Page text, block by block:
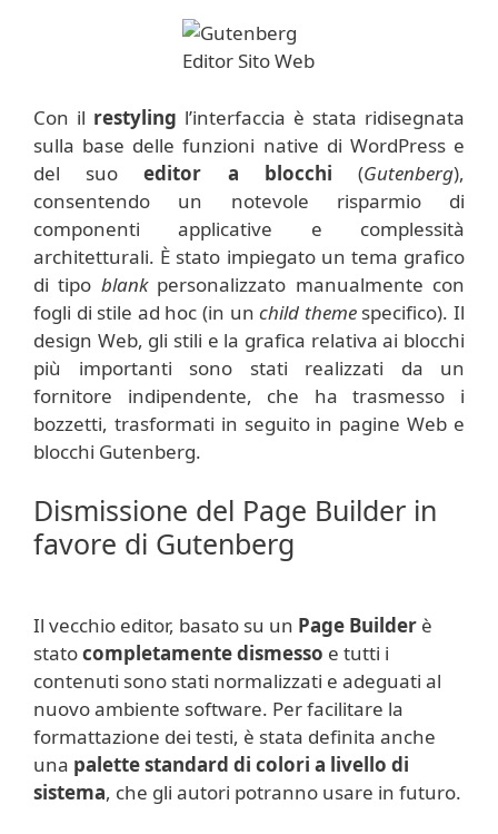
Con il restyling l’interfaccia è stata ridisegnata
sulla base delle funzioni native di WordPress e
del suoeditor a blocchi (Gutenberg),
consentendo un notevole risparmio di
componenti applicative e complessità
architetturali. È stato impiegato un tema grafico
di tipo blankpersonalizzato manualmente con
fogli di stile ad hoc (in unchild themespecifico). Il
design Web, gli stili e la grafica relativa ai blocchi
più importanti sono stati realizzati da un
fornitore indipendente, che ha trasmesso i
bozzetti, trasformati in seguito in pagine Web e
blocchi Gutenberg.
Dismissione del Page Builder in
favore di Gutenberg
Il vecchio editor, basato su un Page Builder è
statocompletamente dismesso e tutti i
contenuti sono stati normalizzati e adeguati al
nuovo ambiente software. Per facilitare la
formattazione dei testi, è stata definita anche
una palette standard di colori a livello di
sistema, che gli autori potranno usare in futuro.